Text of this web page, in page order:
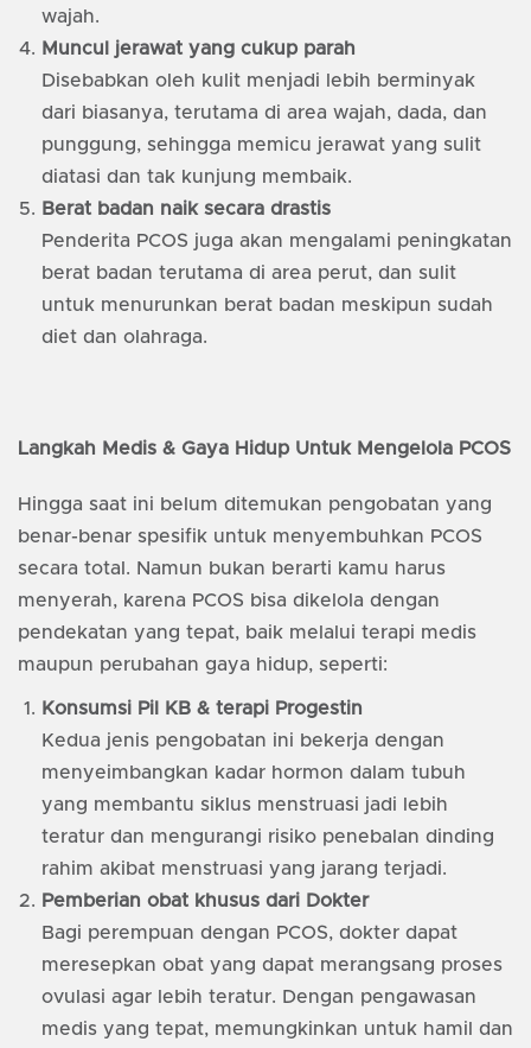
wajah.
Muncul jerawat yang cukup parah
Disebabkan oleh kulit menjadi lebih berminyak
dari biasanya, terutama di area wajah, dada, dan
punggung, sehingga memicu jerawat yang sulit
diatasi dan tak kunjung membaik.
Berat badan naik secara drastis
Penderita PCOS juga akan mengalami peningkatan
berat badan terutama di area perut, dan sulit
untuk menurunkan berat badan meskipun sudah
diet dan olahraga.
Langkah Medis & Gaya Hidup Untuk Mengelola PCOS
Hingga saat ini belum ditemukan pengobatan yang
benar-benar spesifik untuk menyembuhkan PCOS
secara total. Namun bukan berarti kamu harus
menyerah, karena PCOS bisa dikelola dengan
pendekatan yang tepat, baik melalui terapi medis
maupun perubahan gaya hidup, seperti:
Konsumsi Pil KB & terapi Progestin
Kedua jenis pengobatan ini bekerja dengan
menyeimbangkan kadar hormon dalam tubuh
yang membantu siklus menstruasi jadi lebih
teratur dan mengurangi risiko penebalan dinding
rahim akibat menstruasi yang jarang terjadi.
Pemberian obat khusus dari Dokter
Bagi perempuan dengan PCOS, dokter dapat
meresepkan obat yang dapat merangsang proses
ovulasi agar lebih teratur. Dengan pengawasan
medis yang tepat, memungkinkan untuk hamil dan